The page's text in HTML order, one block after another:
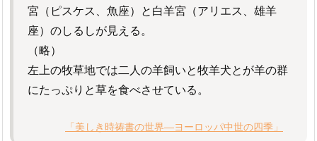
宮（ピスケス、魚座）と白羊宮（アリエス、雄羊
座）のしるしが見える。
（略）
左上の牧草地では二人の羊飼いと牧羊犬とが羊の群
にたっぷりと草を食べさせている。
「美しき時祷書の世界―ヨーロッパ中世の四季」